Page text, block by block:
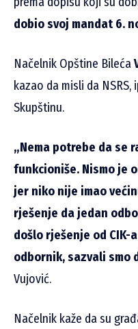
dobio svoj mandat 6.
Načelnik Opštine Bileća
kazao da misli da
Skupštinu.
„Nema potrebe da se
funkcioniše. Nismo je
jer niko nije imao
rješenje da jedan
došlo rješenje od CIK-
odbornik, sazvali smo
Vujović.
Načelnik kaže da su